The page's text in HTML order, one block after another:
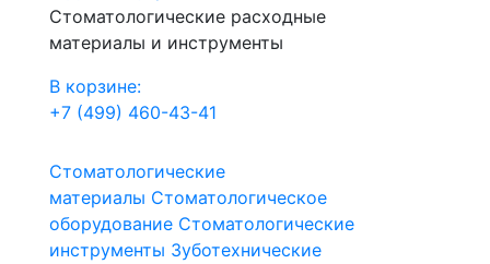
Стоматологические расходные
материалы и инструменты
В корзине:
+7 (499) 460-43-41
Стоматологические
материалы Стоматологическое
оборудование Стоматологические
инструменты Зуботехнические